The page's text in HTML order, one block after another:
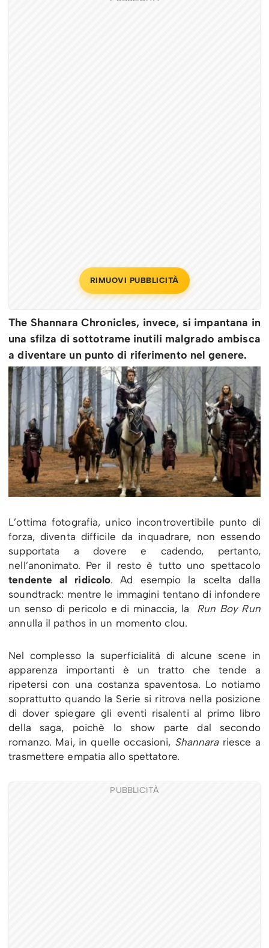
RIMUOVI PUBBLICITÀ
The Shannara Chronicles, invece, si impantana in
una sfilza di sottotrame inutili malgrado ambisca
a diventare un punto di riferimento nel genere.
L’ottima fotografia, unico incontrovertibile punto di
forza, diventa difficile da inquadrare, non essendo
supportata a dovere e cadendo, pertanto,
nell’anonimato. Per il resto è tutto uno spettacolo
tendente al ridicolo. Ad esempio la scelta dalla
soundtrack: mentre le immagini tentano di infondere
un senso di pericolo e di minaccia, la Run Boy Run
annulla il pathos in un momento clou.
Nel complesso la superficialità di alcune scene in
apparenza importanti è un tratto che tende a
ripetersi con una costanza spaventosa. Lo notiamo
soprattutto quando la Serie si ritrova nella posizione
di dover spiegare gli eventi risalenti al primo libro
della saga, poichè lo show parte dal secondo
romanzo. Mai, in quelle occasioni, Shannarariesce a
trasmettere empatia allo spettatore.
PUBBLICITÀ